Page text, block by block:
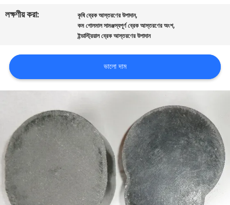
উদ্ধৃতির
আবেদন
সাইট
PRIVACY
POLICY
লক্ষণীয় করা:
কৃষি ব্রেক আস্তরণের উপাদান,
কম গোলমাল সামঞ্জস্যপূর্ণ ব্রেক আস্তরণের অংশ,
ইন্ডাস্ট্রিয়াল ব্রেক আস্তরণের উপাদান
ভালো দাম